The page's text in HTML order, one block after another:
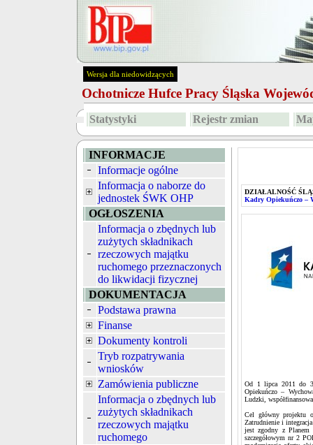
Wersja dla niedowidzących
Ochotnicze Hufce Pracy Śląska
Statystyki Rejestr zmian
INFORMACJE
Informacje ogólne
Informacja o naborze do
jednostek ŚWK OHP
OGŁOSZENIA
Informacja o zbędnych lub
zużytych składnikach
rzeczowych majątku
ruchomego przeznaczonych
do likwidacji fizycznej
DOKUMENTACJA
Podstawa prawna
Finanse
Dokumenty kontroli
Tryb rozpatrywania
wniosków
Zamówienia publiczne
Informacja o zbędnych lub
zużytych składnikach
rzeczowych majątku
ruchomego
DZIAŁALNOŚĆ
Kadry Opiekuńczo –
Od 1 lipca 2011 do
Opiekuńczo –
Ludzki,
Cel główny projektu
Zatrudnienie i
jest zgodny z
szczegółowym nr 2